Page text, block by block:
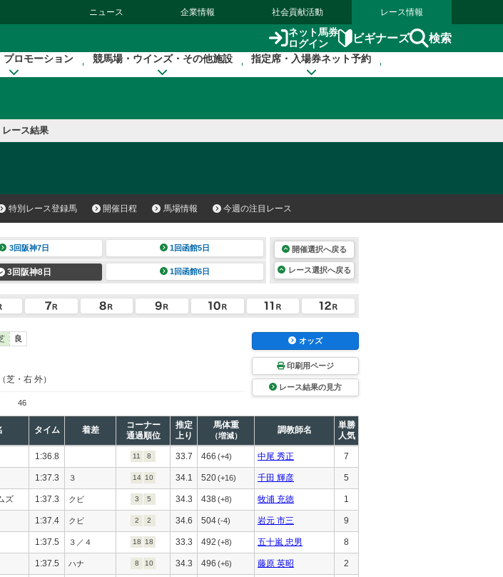
ニュース 企業情報 社会貢献活動 レース情報
ネット馬券
ログイン
ビギナーズ 検索
プロモーション 競馬場・ウインズ・その他施設 指定席・入場券ネット予約
レース結果
特別レース登録馬 開催日程 馬場情報 今週の注目レース
3回阪神7日 1回函館5日
3回阪神8日 1回函館6日
開催選択へ戻る
レース選択へ戻る
良
（芝・右 外）
46
オッズ
印刷用ページ
レース結果の見方
タイム 着差
コーナー
通過順位
推定
上り
馬体重
（増減）
調教師名
単勝
人気
1:36.8 11 8 33.7 466 (+4) 中尾 秀正 7
1:37.3 ３ 14 10 34.1 520(+16) 千田 輝彦 5
ズ 1:37.3 クビ 3 5 34.3 438(+8) 牧浦 充徳 1
1:37.4 クビ 2 2 34.6 504(-4) 岩元 市三 9
1:37.5 ３／４ 18 18 33.3 492 (+8) 五十嵐 忠男 8
1:37.5 ハナ 8 10 34.3 496 (+6) 藤原 英昭 2